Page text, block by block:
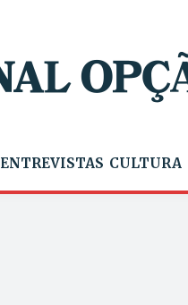
ENTREVISTAS CULTURA